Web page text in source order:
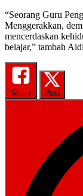
“Seorang Guru
Menggerakkan,
mencerdaskan
belajar,” tambah
Share Post